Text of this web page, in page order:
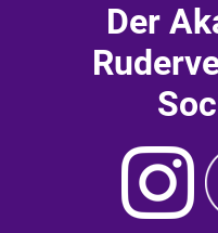
Der